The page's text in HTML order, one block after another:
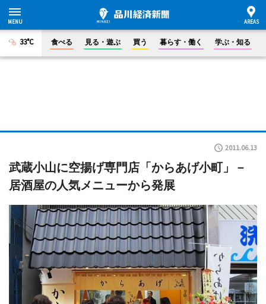
33°C 食べる 見る・遊ぶ 買う 暮らす・働く 学ぶ・知る
2011.06.13
武蔵小山に空揚げ専門店「からあげ小町」－
居酒屋の人気メニューから発展